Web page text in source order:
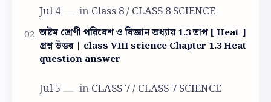
অষ্টম শ্রেণী পরিবেশ ও বিজ্ঞান অধ্যায় 1.3 তাপ [ Heat ]
প্রশ্ন উত্তর | class VIII science Chapter 1.3 Heat
question answer